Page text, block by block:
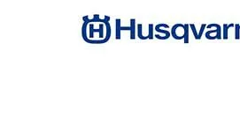
農薬・消耗品
バーナー
クローラ・タイヤ
ル